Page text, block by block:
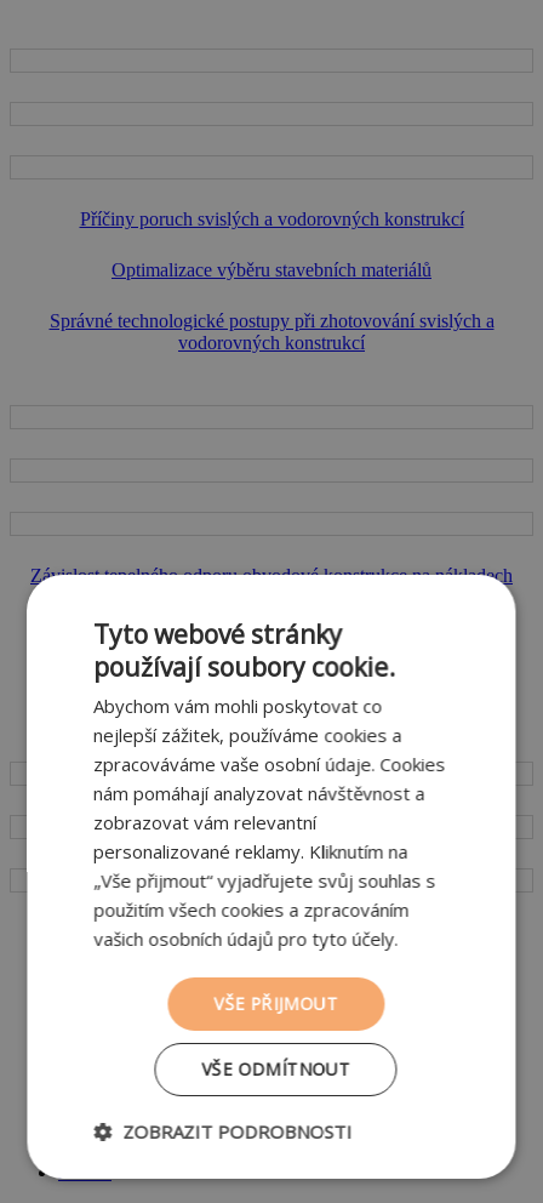
Příčiny poruch svislých a vodorovných konstrukcí
Optimalizace výběru stavebních materiálů
Správné technologické postupy při zhotovování svislých a
vodorovných konstrukcí
Závislost tepelného odporu obvodové konstrukce na nákladech
Užití a perspektivy pálených cihlářských výrobků
Tepelně izolační malty a omítky šetří náklady na vytápění
Vliv technologické nekázně na výsledně stavebně fyzikální
vlastnosti zděných konstrukcí
Ekonomika výstavby a provozu projektů z cihelných systémů –
poznatky z SRN, Rakouska a Švýcarska
… a mnoho dalších důvodů proč stavět z pálených cihel
Nejnovější
Archiv
Tyto webové stránky
používají soubory cookie.
Abychom vám mohli poskytovat co
nejlepší zážitek, používáme cookies a
zpracováváme vaše osobní údaje. Cookies
nám pomáhají analyzovat návštěvnost a
zobrazovat vám relevantní
personalizované reklamy. Kliknutím na
„Vše přijmout“ vyjadřujete svůj souhlas s
použitím všech cookies a zpracováním
vašich osobních údajů pro tyto účely.
VŠE PŘIJMOUT
VŠE ODMÍTNOUT
ZOBRAZIT PODROBNOSTI
Nezbytně
Výkonové
Soubory